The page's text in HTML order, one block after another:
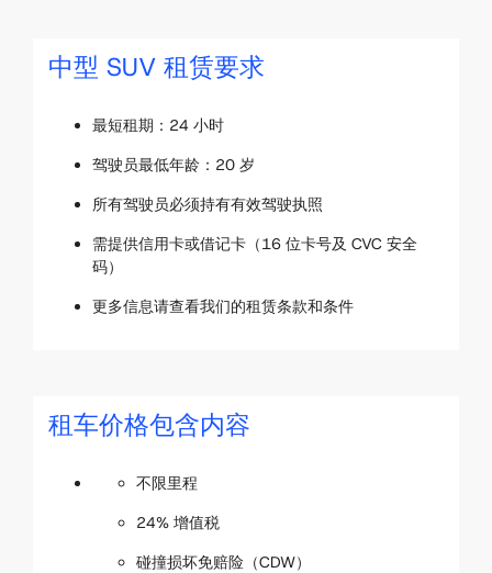
中型 SUV 租赁要求
最短租期：24 小时
驾驶员最低年龄：20 岁
所有驾驶员必须持有有效驾驶执照
需提供信用卡或借记卡（16 位卡号及 CVC 安全
码）
更多信息请查看我们的租赁条款和条件
租车价格包含内容
不限里程
24% 增值税
碰撞损坏免赔险（CDW）